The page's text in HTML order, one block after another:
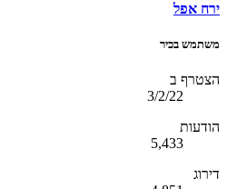
ירח אפל
משתמש בכיר
הצטרף ב
3/2/22
הודעות
5,433
דירוג